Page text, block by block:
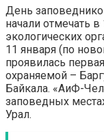
День
начали отмечать
экологических
11 января (по
проявилась
охраняемой –
Байкала. «АиФ-
заповедных
Урал.